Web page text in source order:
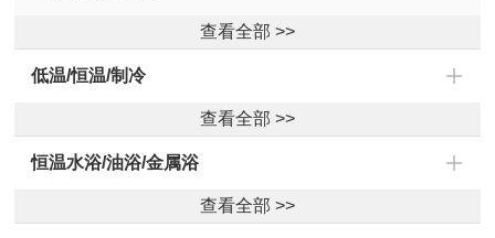
查看全部 >>
低温/恒温/制冷
查看全部 >>
恒温水浴/油浴/金属浴
查看全部 >>